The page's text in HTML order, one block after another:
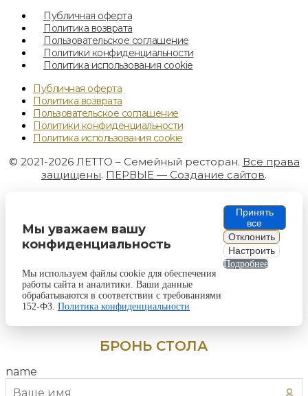
Публичная оферта
Политика возврата
Пользовательское соглашение
Политики конфиденциальности
Политика использования cookie
Публичная оферта
Политика возврата
Пользовательское соглашение
Политики конфиденциальности
Политика использования cookie
© 2021-2026 ЛЕТТО – Семейный ресторан. Все права
защищены. ПЕРВЫЕ — Создание сайтов.
Мы уважаем вашу
конфиденциальность
Мы используем файлы cookie для обеспечения
работы сайта и аналитики. Ваши данные
обрабатываются в соответствии с требованиями
152-ФЗ. Политика конфиденциальности
Принять
все
Отклонить
Настроить
Подробнее
БРОНЬ СТОЛА
name